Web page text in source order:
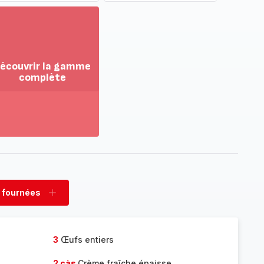
la gamme
complète
fournées
Ajouter
3 Œufs entiers